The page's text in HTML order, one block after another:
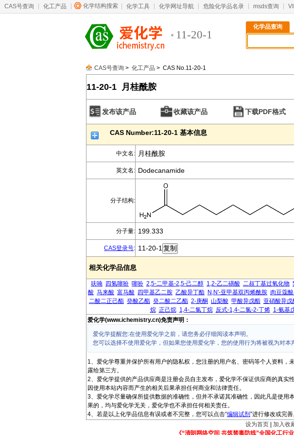
CAS号查询 化工产品 化学结构搜索 化学工具 化学网址导航 危险化学品名录 msds查询
11-20-1
化学品查询
CAS号查询 > 化工产品 > CAS No.11-20-1
11-20-1 月桂酰胺
发布该产品 收藏该产品 下载PDF格式
CAS Number:11-20-1 基本信息
中文名: 月桂酰胺
英文名: Dodecanamide
分子结构:
分子量: 199.333
CAS登录号: 11-20-1
相关化学品信息
呋喃 四氢噻吩 噻吩 2,5-二甲基-2,5-己二醇 1,2-乙二磺酸 二叔丁基过氧化物
酸 马来酸 富马酸 四甲基乙二胺 乙酸异丁酯 N,N'-亚甲基双丙烯酰胺 肉豆蔻
二酸二正己酯 癸酸乙酯 癸二酸二乙酯 2-庚酮 山梨酸 甲酸异戊酯 亚硝酸异戊
烷 正己烷 1,4-二氯丁烷 反式-1,4-二氯-2-丁烯 1-氨基
爱化学(www.ichemistry.cn)免责声明：
爱化学提醒您:在使用爱化学之前，请您务必仔细阅读本声明。
您可以选择不使用爱化学，但如果您使用爱化学，您的使用行为将被视为对本
1、爱化学尊重并保护所有用户的隐私权，您注册的用户名、密码等个人资料，
露给第三方。
2、爱化学提供的产品供应商是注册会员自主发布，爱化学不保证供应商的真实
因使用本站内容而产生的相关后果承担任何商业和法律责任。
3、爱化学尽量确保所提供数据的准确性，但并不承诺其准确性，因此凡是使用
果的，均与爱化学无关，爱化学也不承担任何相关责任。
4、若是以上化学品信息有误或者不完整，您可以点击“编辑试剂 ”进行修改或完善
设为首页 加入收
《“清朗网络空间 共筑禁毒防线”全国化工行业